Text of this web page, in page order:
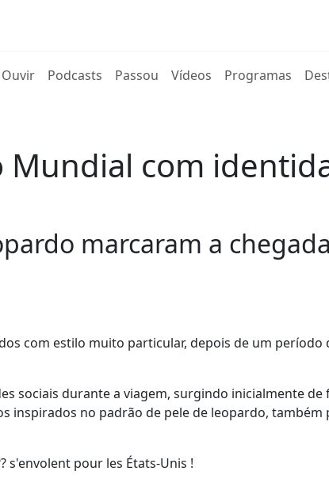
Ouvir(current)
Podcasts Passou Vídeos Programas
Mundial com
marcaram a
com estilo muito particular, depois de um
sociais durante a viagem, surgindo inicialmente
inspirados no padrão de pele de leopardo, também
s'envolent pour les États-Unis !